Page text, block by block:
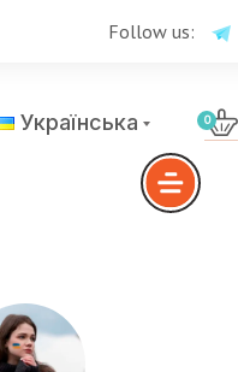
Follow us:
Українська 0